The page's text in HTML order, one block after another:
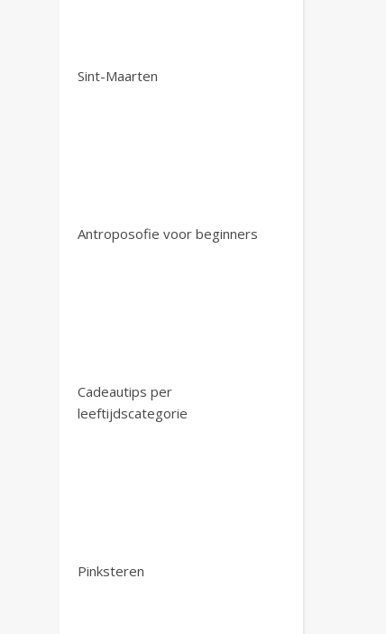
Sint-Maarten
Antroposofie voor beginners
Cadeautips per
leeftijdscategorie
Pinksteren